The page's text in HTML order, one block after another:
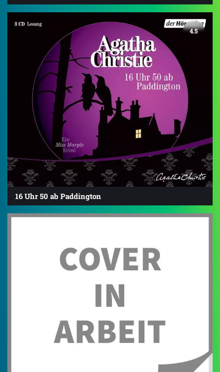
4.5
16 Uhr 50 ab Paddington